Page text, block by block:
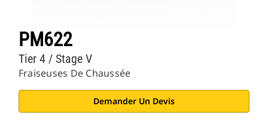
PM622
Fraiseuses De Chaussée
Tier 4 / Stage V
Demander Un Devis